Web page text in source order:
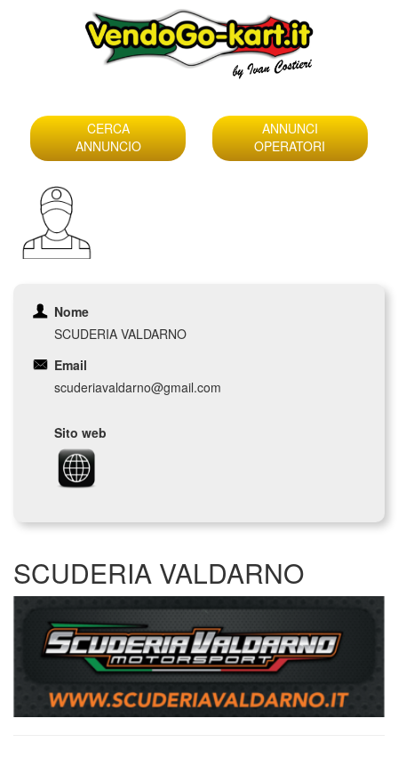
content
CERCA
ANNUNCIO
ANNUNCI
OPERATORI
Nome
SCUDERIA VALDARNO
Email
scuderiavaldarno@gmail.com
Sito web
SCUDERIA VALDARNO